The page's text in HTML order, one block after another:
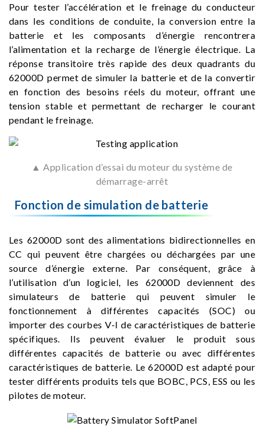
Pour tester l’accélération et le freinage du conducteur
dans les conditions de conduite, la conversion entre la
batterie et les composants d’énergie rencontrera
l’alimentation et la recharge de l’énergie électrique. La
réponse transitoire très rapide des deux quadrants du
62000D permet de simuler la batterie et de la convertir
en fonction des besoins réels du moteur, offrant une
tension stable et permettant de recharger le courant
pendant le freinage.
▲ Application d’essai du moteur du système de
démarrage-arrêt
Fonction de simulation de batterie
Les 62000D sont des alimentations bidirectionnelles en
CC qui peuvent être chargées ou déchargées par une
source d’énergie externe. Par conséquent, grâce à
l’utilisation d’un logiciel, les 62000D deviennent des
simulateurs de batterie qui peuvent simuler le
fonctionnement à différentes capacités (SOC) ou
importer des courbes V-I de caractéristiques de batterie
spécifiques. Ils peuvent évaluer le produit sous
différentes capacités de batterie ou avec différentes
caractéristiques de batterie. Le 62000D est adapté pour
tester différents produits tels que BOBC, PCS, ESS ou les
pilotes de moteur.